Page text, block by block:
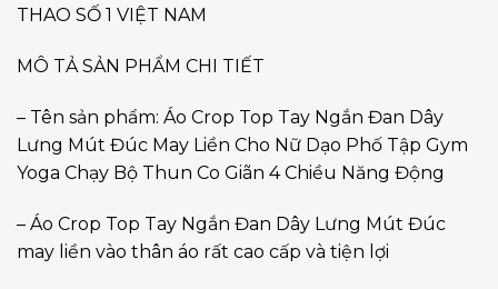
THAO SỐ 1 VIỆT NAM
MÔ TẢ SẢN PHẨM CHI TIẾT
– Tên sản phẩm: Áo Crop Top Tay Ngắn Đan Dây
Lưng Mút Đúc May Liền Cho Nữ Dạo Phố Tập Gym
Yoga Chạy Bộ Thun Co Giãn 4 Chiều Năng Động
– Áo Crop Top Tay Ngắn Đan Dây Lưng Mút Đúc
may liền vào thân áo rất cao cấp và tiện lợi